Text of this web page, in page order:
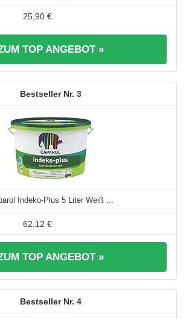
25,90 €
TOP ANGEBOT »
3
Indeko-Plus 5 Liter Weiß ...
62,12 €
TOP ANGEBOT »
4